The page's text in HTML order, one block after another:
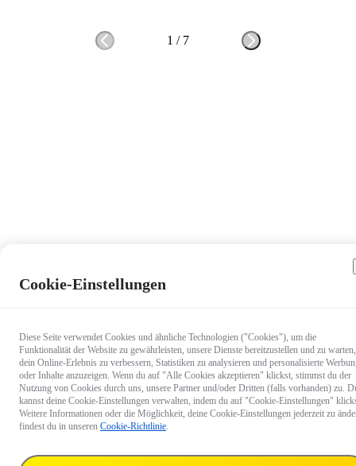
1 / 7
229 € Liefern nach: Baden-
Cookie-Einstellungen
Diese Seite verwendet Cookies und ähnliche Technologien ("Cookies"), um die
Funktionalität der Website zu gewährleisten, unsere Dienste bereitzustellen und zu warten,
dein Online-Erlebnis zu verbessern, Statistiken zu analysieren und personalisierte
oder Inhalte anzuzeigen. Wenn du auf "Alle Cookies akzeptieren" klickst, stimmst du der
Nutzung von Cookies durch uns, unsere Partner und/oder Dritten (falls vorhanden) zu.
kannst deine Cookie-Einstellungen verwalten, indem du auf "Cookie-Einstellungen"
Weitere Informationen oder die Möglichkeit, deine Cookie-Einstellungen jederzeit zu
findest du in unseren Cookie-Richtlinie.